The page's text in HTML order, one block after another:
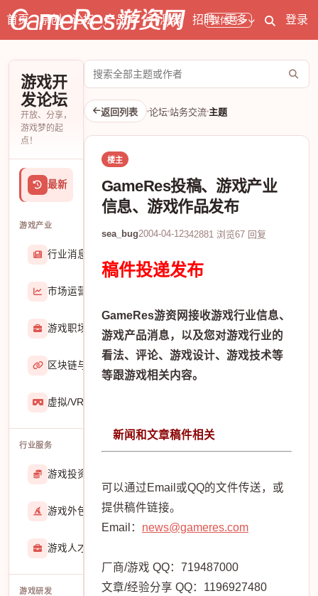
媒体号
首页 原创 论坛 产品库 开测表 招聘 更多 登录
游戏开
发论坛
开放、分享，
游戏梦的起
点！
最新
游戏产业
行业消息
市场运营
游戏职场 2929
区块链与游戏
虚拟/VR/AR
行业服务
游戏投资交易
游戏外包 22913
游戏人才招聘
游戏研发
搜
索
论
坛
返回列表 论坛 站务交流 主题
楼主
GameRes投稿、游戏产业
信息、游戏作品发布
sea_bug2004-04-12342881 浏览67 回复
稿件投递发布
GameRes游资网接收游戏行业信息、
游戏产品消息，以及您对游戏行业的
看法、评论、游戏设计、游戏技术等
等跟游戏相关内容。
新闻和文章稿件相关
可以通过Email或QQ的文件传送，或
提供稿件链接。
Email： news@gameres.com
厂商/游戏 QQ：719487000
文章/经验分享 QQ：1196927480